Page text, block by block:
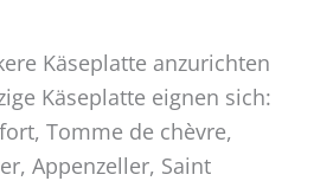
Käseplatte anzurichten
Käseplatte eignen sich:
Tomme de chèvre,
Appenzeller, Saint